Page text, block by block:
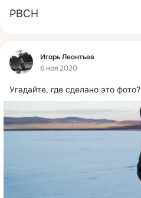
РВСН
Фид
Игорь Леонтьев
6 ноя 2020
Угадайте, где сделано это фото?